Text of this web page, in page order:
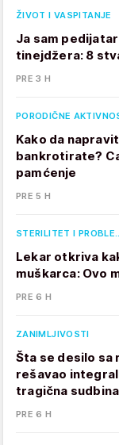
ŽIVOT I VASPITANJE
Ja sam
tinejdžera: 8
PRE 3 H
PORODIČNE
Kako da
bankrotirate?
pamćenje
PRE 5 H
STERILITET I
Lekar otkriva
muškarca: Ovo
PRE 6 H
ZANIMLJIVOSTI
Šta se desilo sa
rešavao
tragična sudbina
PRE 6 H